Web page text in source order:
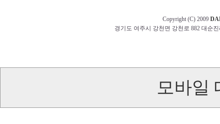
Copyright (C) 2009
경기도 여주시 강천면 강천로 882 대순진
모바일